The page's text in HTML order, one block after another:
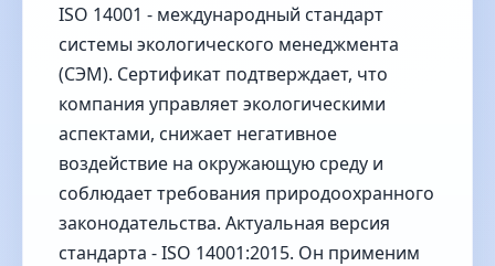
ISO 14001 - международный стандарт
системы экологического менеджмента
(СЭМ). Сертификат подтверждает, что
компания управляет экологическими
аспектами, снижает негативное
воздействие на окружающую среду и
соблюдает требования природоохранного
законодательства. Актуальная версия
стандарта - ISO 14001:2015. Он применим